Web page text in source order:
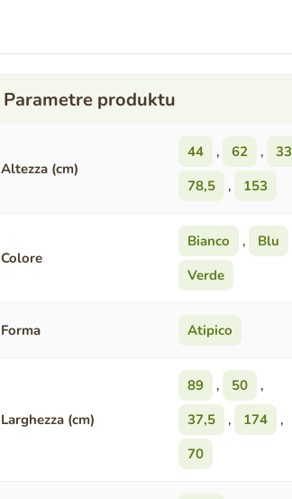
Altezza (cm)
44 , 62 , 33
78,5
, 153
Colore
Bianco , Blu
Verde
Forma Atipico
Larghezza (cm)
89 , 50
,
37,5
, 174
,
70